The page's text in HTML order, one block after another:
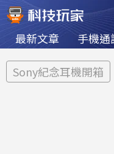
最新文章 手機通
Sony紀念耳機開箱